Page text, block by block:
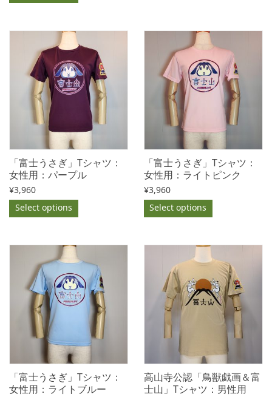
「富士うさぎ」Tシャツ：
女性用：パープル
¥3,960
Select options
「富士うさぎ」Tシャツ：
女性用：ライトピンク
¥3,960
Select options
「富士うさぎ」Tシャツ：
女性用：ライトブルー
高山寺公認「鳥獣戯画＆富
士山」Tシャツ：男性用